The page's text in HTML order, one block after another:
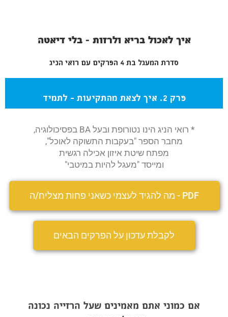
איך לאכול בריא ולרזות - בלי דיאטה
סדרת המעגל בת 4 הפרקים עם רואי הניג
פרק 2. איך לצאת מהתקיעות - לתמיד
* רואי הניג הינו נטורופת ובעל BA בפסיכולוגיה,
מחבר הספר "בעקבות התשוקה לאוכל",
מפתח שיטת איזון אכילה רגשית
ומייסד "מעגל להיות במיטבי"
PDF - מה להגיד לעצמי כשאני פחות מצליח/ה
לקבלת עדכון על הפרקים הבאים
אם כמוני אתם מאמינים שעל הרזייה נכונה